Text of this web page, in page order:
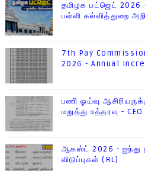
தமிழக பட்ஜெட் 2026
பள்ளி கல்வித்துறை
7th Pay
2026 - Annual
பணி ஓய்வு
மறுத்து உத்தரவு -
ஆகஸ்ட் 2026 - ஐந்து
விடுப்புகள் (RL)